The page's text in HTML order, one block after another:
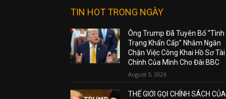
TIN HOT TRONG NGÀY
Ông Trump Đã Tuyên Bố “Tình
Trạng Khẩn Cấp” Nhằm Ngăn
Chặn Việc Công Khai Hồ Sơ Tài
Chính Của Mình Cho Đài BBC
August 5, 2026
THẾ GIỚI GỌI CHÍNH SÁCH CỦA